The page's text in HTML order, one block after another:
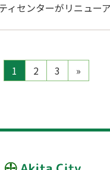
ィセンターがリニュー
1 2 3 »